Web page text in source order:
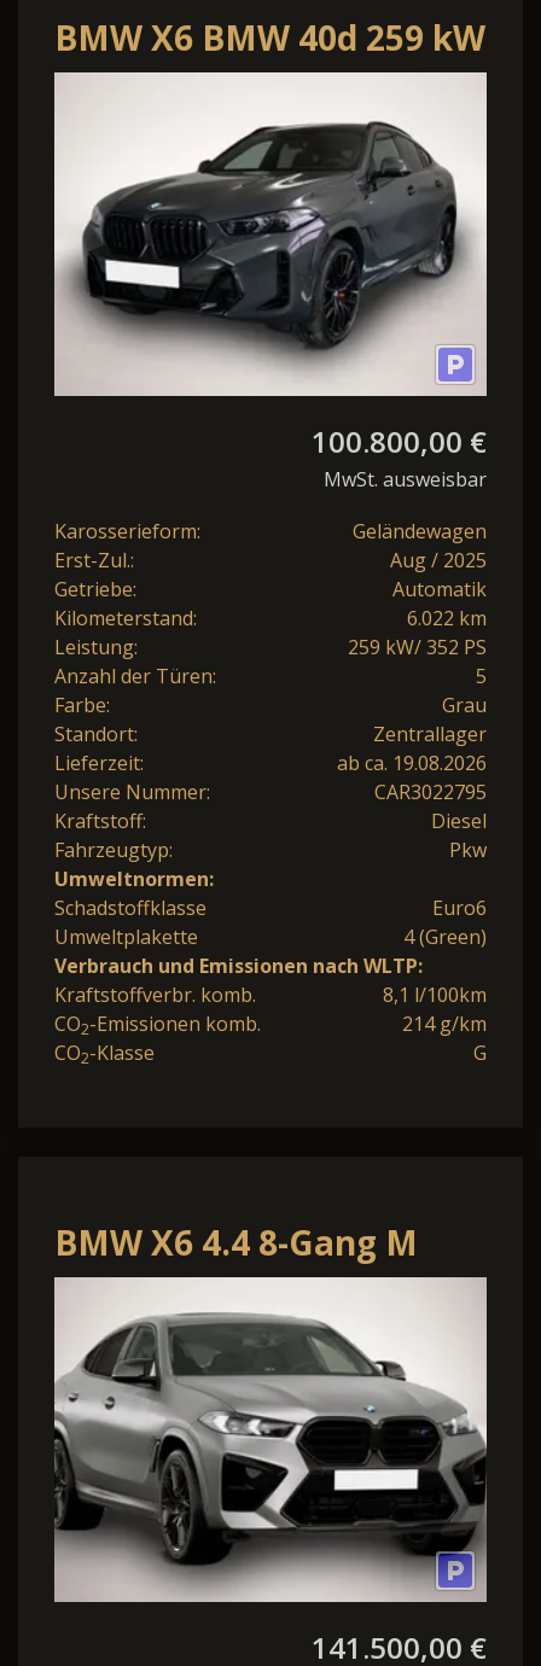
BMW X6 BMW 40d 259 kW
(352 PS) 8-Gang
Steptronic xDr
100.800,00 €
MwSt. ausweisbar
Karosserieform:
Geländewagen
Erst-Zul.:
Aug / 2025
Getriebe:
Automatik
Kilometerstand:
6.022 km
Leistung:
259 kW/ 352 PS
Anzahl der Türen:
5
Farbe:
Grau
Standort:
Zentrallager
Lieferzeit:
ab ca. 19.08.2026
Unsere Nummer:
CAR3022795
Kraftstoff:
Diesel
Fahrzeugtyp:
Pkw
Umweltnormen:
Schadstoffklasse
Euro6
Umweltplakette
4 (Green)
Verbrauch und Emissionen nach WLTP:
Kraftstoffverbr. komb.
8,1 l/100km
CO2-Emissionen komb.
214 g/km
CO2-Klasse G
BMW X6 4.4 8-Gang M
Steptronic xDrive
141.500,00 €